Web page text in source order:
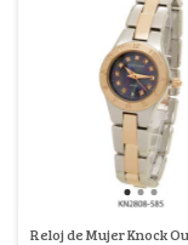
Reloj de Mujer Knock